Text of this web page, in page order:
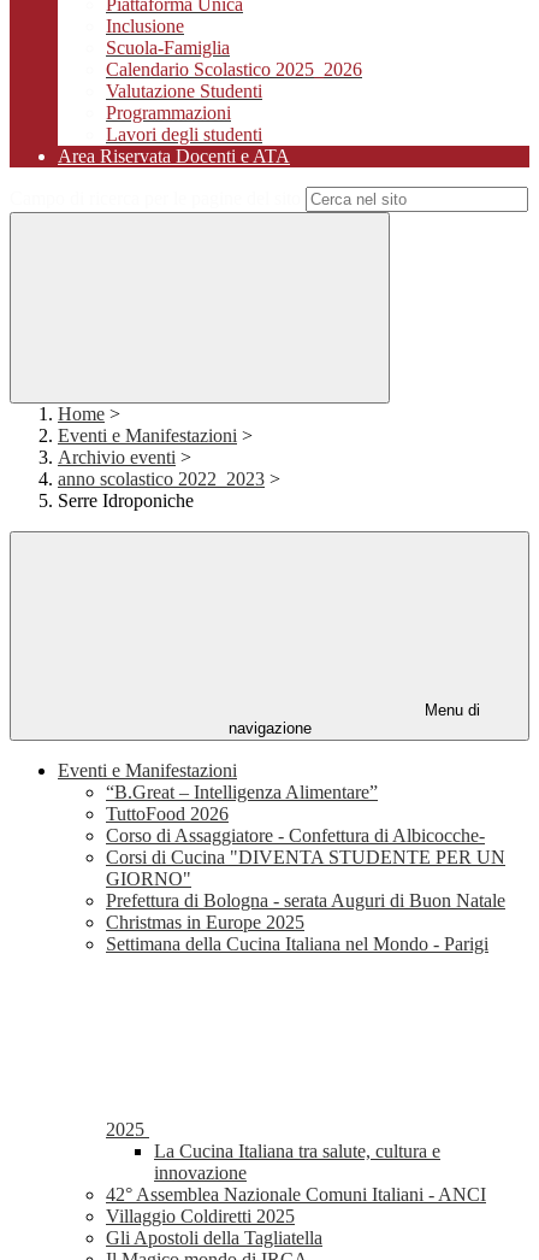
Piattaforma Unica
Inclusione
Scuola-Famiglia
Calendario Scolastico 2025_2026
Valutazione Studenti
Programmazioni
Lavori degli studenti
Area Riservata Docenti e ATA
Home >
Eventi e Manifestazioni >
Archivio eventi >
anno scolastico 2022_2023 >
Serre Idroponiche
Menu di
navigazione
Eventi e Manifestazioni
“B.Great – Intelligenza Alimentare”
TuttoFood 2026
Corso di Assaggiatore - Confettura di Albicocche-
Corsi di Cucina "DIVENTA STUDENTE PER UN
GIORNO"
Prefettura di Bologna - serata Auguri di Buon Natale
Christmas in Europe 2025
Settimana della Cucina Italiana nel Mondo - Parigi
2025
La Cucina Italiana tra salute, cultura e
innovazione
42° Assemblea Nazionale Comuni Italiani - ANCI
Villaggio Coldiretti 2025
Gli Apostoli della Tagliatella